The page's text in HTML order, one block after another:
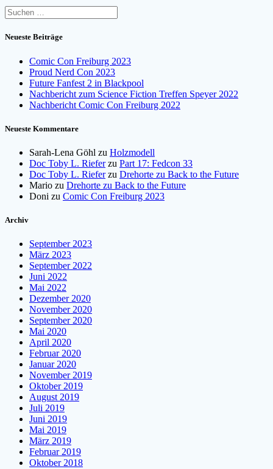
Suchen
nach:
Neueste Beiträge
Comic Con Freiburg 2023
Proud Nerd Con 2023
Future Fanfest 2 in Blackpool
Nachbericht zum Science Fiction Treffen Speyer 2022
Nachbericht Comic Con Freiburg 2022
Neueste Kommentare
Sarah-Lena Göhl zu Holzmodell
Doc Toby L. Rieferzu Part 17: Fedcon 33
Doc Toby L. Rieferzu Drehorte zu Back to the Future
Mario zu Drehorte zu Back to the Future
Doni zu Comic Con Freiburg 2023
Archiv
September 2023
März 2023
September 2022
Juni 2022
Mai 2022
Dezember 2020
November 2020
September 2020
Mai 2020
April 2020
Februar 2020
Januar 2020
November 2019
Oktober 2019
August 2019
Juli 2019
Juni 2019
Mai 2019
März 2019
Februar 2019
Oktober 2018